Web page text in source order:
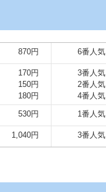
870円 6番人気
170円
150円
180円
3番人気
2番人気
4番人気
530円 1番人気
1,040円 3番人気